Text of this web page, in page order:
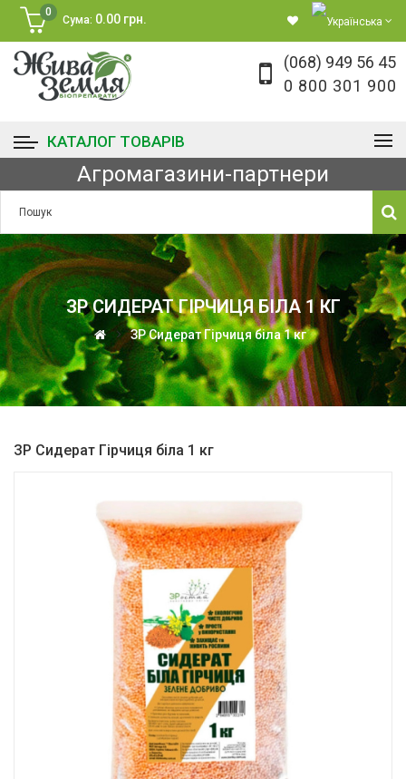
0
Сума: 0.00 грн.
(068) 949 56 45
0 800 301 900
КАТАЛОГ ТОВАРІВ
Агромагазини-партнери
ЗР СИДЕРАТ ГІРЧИЦЯ БІЛА 1 КГ
ЗР Сидерат Гірчиця біла 1 кг
ЗР Сидерат Гірчиця біла 1 кг